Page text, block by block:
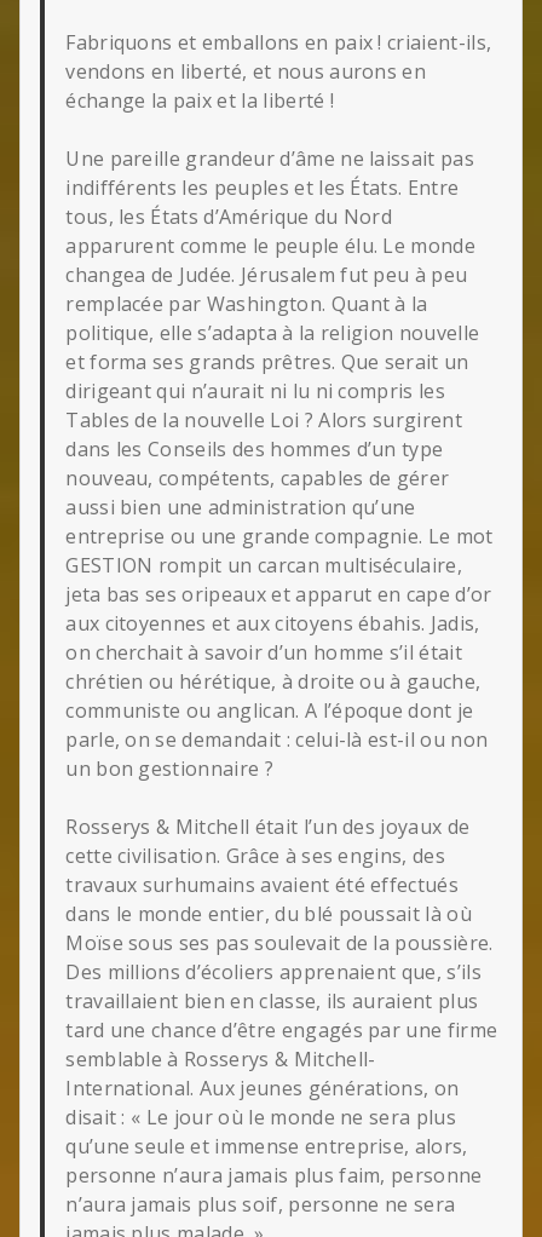
Fabriquons et emballons en paix ! criaient-ils,
vendons en liberté, et nous aurons en
échange la paix et la liberté !
Une pareille grandeur d’âme ne laissait pas
indifférents les peuples et les États. Entre
tous, les États d’Amérique du Nord
apparurent comme le peuple élu. Le monde
changea de Judée. Jérusalem fut peu à peu
remplacée par Washington. Quant à la
politique, elle s’adapta à la religion nouvelle
et forma ses grands prêtres. Que serait un
dirigeant qui n’aurait ni lu ni compris les
Tables de la nouvelle Loi ? Alors surgirent
dans les Conseils des hommes d’un type
nouveau, compétents, capables de gérer
aussi bien une administration qu’une
entreprise ou une grande compagnie. Le mot
GESTION rompit un carcan multiséculaire,
jeta bas ses oripeaux et apparut en cape d’or
aux citoyennes et aux citoyens ébahis. Jadis,
on cherchait à savoir d’un homme s’il était
chrétien ou hérétique, à droite ou à gauche,
communiste ou anglican. A l’époque dont je
parle, on se demandait : celui-là est-il ou non
un bon gestionnaire ?
Rosserys & Mitchell était l’un des joyaux de
cette civilisation. Grâce à ses engins, des
travaux surhumains avaient été effectués
dans le monde entier, du blé poussait là où
Moïse sous ses pas soulevait de la poussière.
Des millions d’écoliers apprenaient que, s’ils
travaillaient bien en classe, ils auraient plus
tard une chance d’être engagés par une firme
semblable à Rosserys & Mitchell-
International. Aux jeunes générations, on
disait : « Le jour où le monde ne sera plus
qu’une seule et immense entreprise, alors,
personne n’aura jamais plus faim, personne
n’aura jamais plus soif, personne ne sera